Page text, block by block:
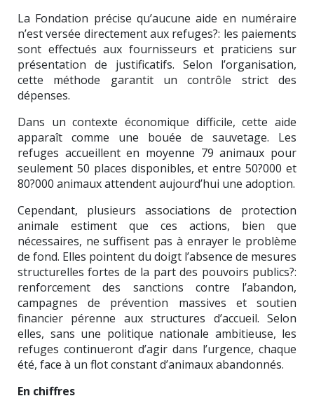
La Fondation précise qu’aucune aide en numéraire
n’est versée directement aux refuges?: les paiements
sont effectués aux fournisseurs et praticiens sur
présentation de justificatifs. Selon l’organisation,
cette méthode garantit un contrôle strict des
dépenses.
Dans un contexte économique difficile, cette aide
apparaît comme une bouée de sauvetage. Les
refuges accueillent en moyenne 79 animaux pour
seulement 50 places disponibles, et entre 50?000 et
80?000 animaux attendent aujourd’hui une adoption.
Cependant, plusieurs associations de protection
animale estiment que ces actions, bien que
nécessaires, ne suffisent pas à enrayer le problème
de fond. Elles pointent du doigt l’absence de mesures
structurelles fortes de la part des pouvoirs publics?:
renforcement des sanctions contre l’abandon,
campagnes de prévention massives et soutien
financier pérenne aux structures d’accueil. Selon
elles, sans une politique nationale ambitieuse, les
refuges continueront d’agir dans l’urgence, chaque
été, face à un flot constant d’animaux abandonnés.
En chiffres